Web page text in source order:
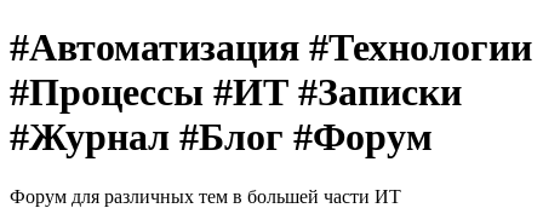
#Автоматизация #Технологии
#Процессы #ИТ #Записки
#Журнал #Блог #Форум
Форум для различных тем в большей части ИТ